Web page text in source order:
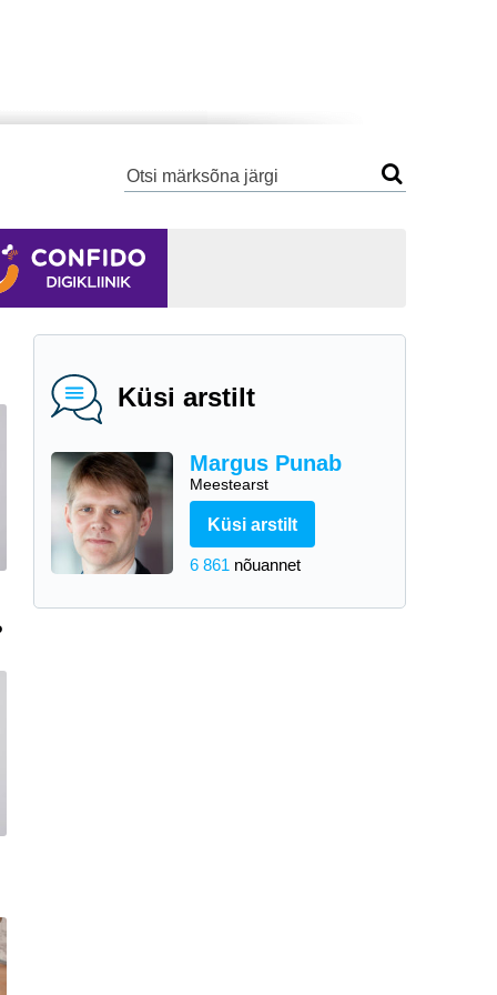
Küsi arstilt
Margus Punab
Meestearst
Küsi arstilt
6 861 nõuannet